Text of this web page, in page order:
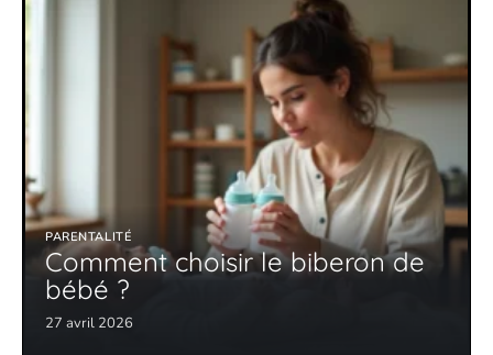
PARENTALITÉ
Comment choisir le biberon de
bébé ?
27 avril 2026